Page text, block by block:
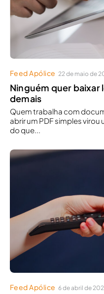
Feed Apólice 22 de maio de
Ninguém quer baixar
demais
Quem trabalha com
abrir um PDF simples
do que...
Feed Apólice 6 de abril de